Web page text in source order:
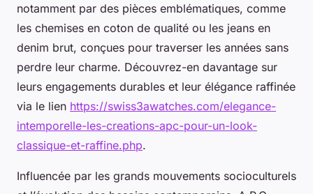
notamment par des pièces emblématiques, comme
les chemises en coton de qualité ou les jeans en
denim brut, conçues pour traverser les années sans
perdre leur charme. Découvrez-en davantage sur
leurs engagements durables et leur élégance raffinée
via le lien https://swiss3awatches.com/elegance-
intemporelle-les-creations-apc-pour-un-look-
classique-et-raffine.php.
Influencée par les grands mouvements socioculturels